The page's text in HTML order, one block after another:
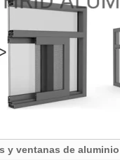
y ventanas de aluminio